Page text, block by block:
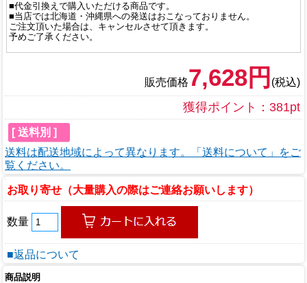
■代金引換えで購入いただける商品です。
■当店では北海道・沖縄県への発送はおこなっておりません。
ご注文頂いた場合は、キャンセルさせて頂きます。
予めご了承ください。
販売価格7,628円 (税込)
獲得ポイント：381pt
[ 送料別 ]
送料は配送地域によって異なります。「送料について」をご
覧ください。
お取り寄せ（大量購入の際はご連絡お願いします）
数量
■返品について
商品説明